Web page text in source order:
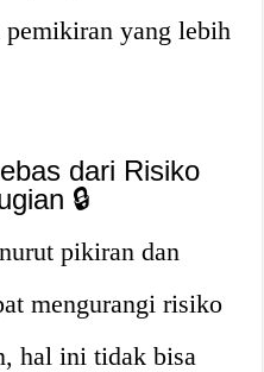
pemikiran yang lebih
dari Risiko
🔒
pikiran dan
mengurangi risiko
hal ini tidak bisa